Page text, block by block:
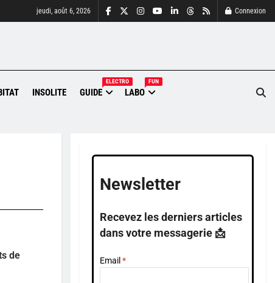
jeudi, août 6, 2026 Connexion
INSOLITE GUIDE
ELECTRO
LABO
FUN
de
Newsletter
Recevez les derniers articles
dans votre messagerie 📩
Email